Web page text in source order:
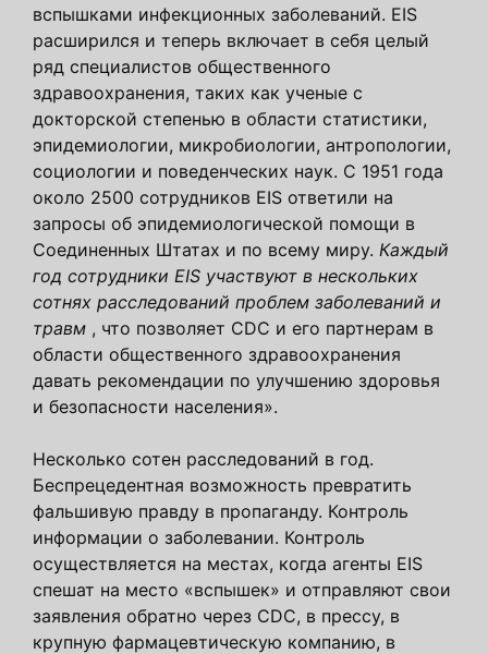
вспышками инфекционных заболеваний. EIS
расширился и теперь включает в себя целый
ряд специалистов общественного
здравоохранения, таких как ученые с
докторской степенью в области статистики,
эпидемиологии, микробиологии, антропологии,
социологии и поведенческих наук. С 1951 года
около 2500 сотрудников EIS ответили на
запросы об эпидемиологической помощи в
Соединенных Штатах и ​​​​по всему миру. Каждый
год сотрудники EIS участвуют в нескольких
сотнях расследований проблем заболеваний и
травм , что позволяет CDC и его партнерам в
области общественного здравоохранения
давать рекомендации по улучшению здоровья
и безопасности населения».
Несколько сотен расследований в год.
Беспрецедентная возможность превратить
фальшивую правду в пропаганду. Контроль
информации о заболевании. Контроль
осуществляется на местах, когда агенты EIS
спешат на место «вспышек» и отправляют свои
заявления обратно через CDC, в прессу, в
крупную фармацевтическую компанию, в